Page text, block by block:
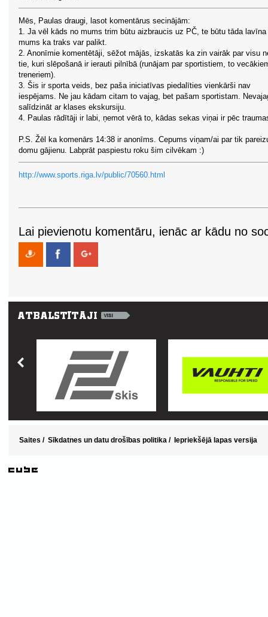
Mēs, Paulas draugi, lasot komentārus secinājām:
1. Ja vēl kāds no mums trim būtu aizbraucis uz PČ, te būtu tāda lavīna
mums ka traks var palikt.
2. Anonīmie komentētāji, sēžot mājās, izskatās ka zin vairāk par visu
tie, kuri slēpošanā ir ierauti pilnībā (runājam par sportistiem, to
treneriem).
3. Šis ir sporta veids, bez paša iniciatīvas piedalīties vienkārši nav
iespējams. Ne jau kādam citam to vajag, bet pašam sportistam.
salīdzināt ar klases ekskursiju.
4. Paulas rādītāji ir labi, ņemot vērā to, kādas sekas viņai ir pēc
P.S. Žēl ka komenārs 14:38 ir anonīms. Cepums viņam/ai par tik
domu gājienu. Labprāt paspiestu roku šim cilvēkam :)
http://www.sports.riga.lv/public/70560.html
Lai pievienotu komentāru, ienāc ar kādu no
Saites / Sīkdatnes un datu drošības politika / Iepriekšējā lapas versija